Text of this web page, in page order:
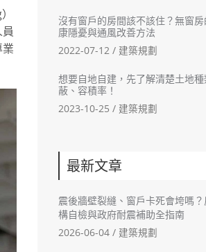
沒有窗戶的房間該不該住？無窗
康隱憂與通風改善方法
2022-07-12 / 建築規劃
想要自地自建，先了解清楚土地
蔽、容積率！
2023-10-25 / 建築規劃
最新文章
震後牆壁裂縫、窗戶卡死會垮嗎
構自檢與政府耐震補助全指南
2026-06-04 / 建築規劃